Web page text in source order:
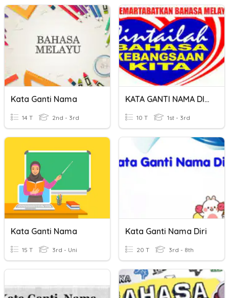
Kata Ganti Nama
14 T 2nd - 3rd
KATA GANTI NAMA DIRI
10 T 1st - 3rd
Kata Ganti Nama
15 T 3rd - Uni
Kata Ganti Nama Diri
20 T 3rd - 8th